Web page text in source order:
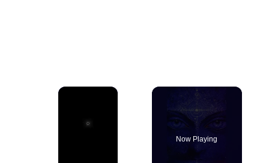
×
Now Playing